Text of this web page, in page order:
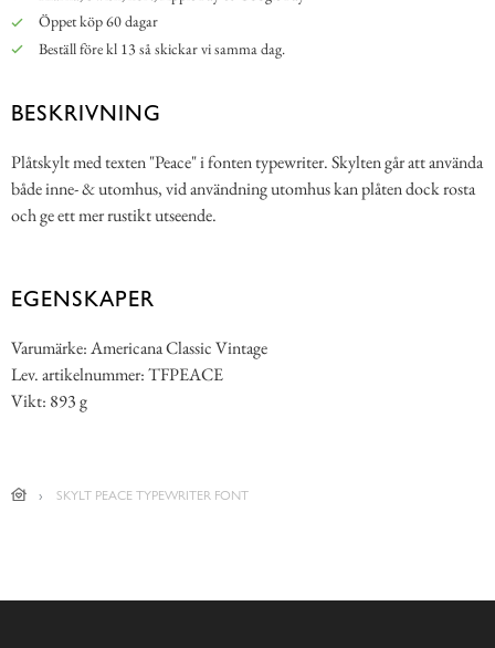
Öppet köp 60 dagar
Beställ före kl 13 så skickar vi samma dag.
BESKRIVNING
Plåtskylt med texten "Peace" i fonten typewriter. Skylten går att använda
både inne- & utomhus, vid användning utomhus kan plåten dock rosta
och ge ett mer rustikt utseende.
EGENSKAPER
Varumärke: Americana Classic Vintage
Lev. artikelnummer: TFPEACE
Vikt: 893 g
SKYLT PEACE TYPEWRITER FONT